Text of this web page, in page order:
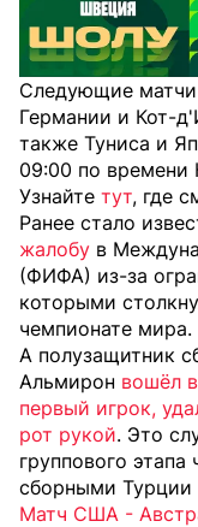
Следующие
Германии и Кот-
также Туниса и
09:00 по времени
Узнайте тут, где
Ранее стало
жалобу в
(ФИФА) из-за
которыми
чемпионате мира.
А полузащитник
Альмирон вошёл
первый игрок,
рот рукой. Это
группового
сборными Турции
Матч США -